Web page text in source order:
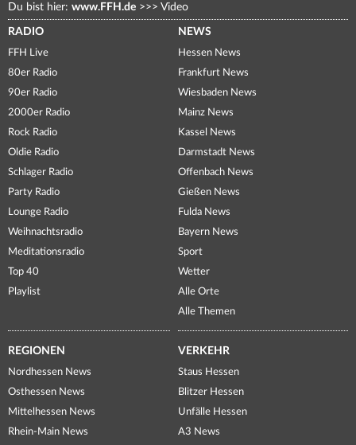
Du bist hier: www.FFH.de >>> Video
RADIO
FFH Live
80er Radio
90er Radio
2000er Radio
Rock Radio
Oldie Radio
Schlager Radio
Party Radio
Lounge Radio
Weihnachtsradio
Meditationsradio
Top 40
Playlist
NEWS
Hessen News
Frankfurt News
Wiesbaden News
Mainz News
Kassel News
Darmstadt News
Offenbach News
Gießen News
Fulda News
Bayern News
Sport
Wetter
Alle Orte
Alle Themen
REGIONEN
Nordhessen News
Osthessen News
Mittelhessen News
Rhein-Main News
VERKEHR
Staus Hessen
Blitzer Hessen
Unfälle Hessen
A3 News